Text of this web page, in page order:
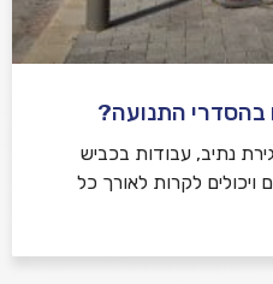
בהסדרי התנועה?
נתיב, עבודות בכביש
ויכולים לקרות לאורך כל